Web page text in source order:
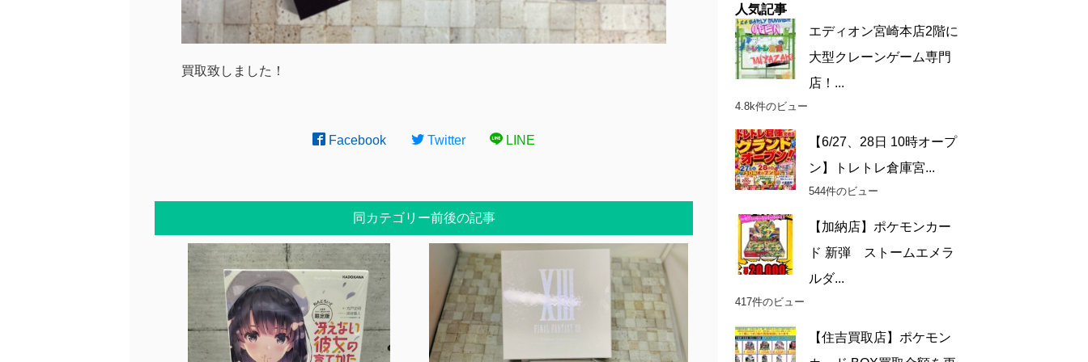
買取致しました！
Facebook Twitter LINE
同カテゴリー前後の記事
人気記事
エディオン宮崎本店2階に
大型クレーンゲーム専門
店！...
4.8k件のビュー
【6/27、28日 10時オープ
ン】トレトレ倉庫宮...
544件のビュー
【加納店】ポケモンカー
ド 新弾 ストームエメラ
ルダ...
417件のビュー
【住吉買取店】ポケモン